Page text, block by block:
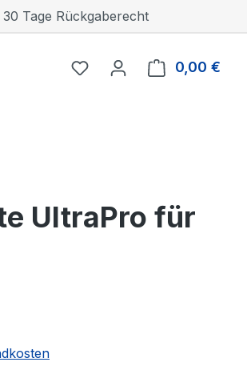
30 Tage Rückgaberecht
0,00 €
UltraPro für